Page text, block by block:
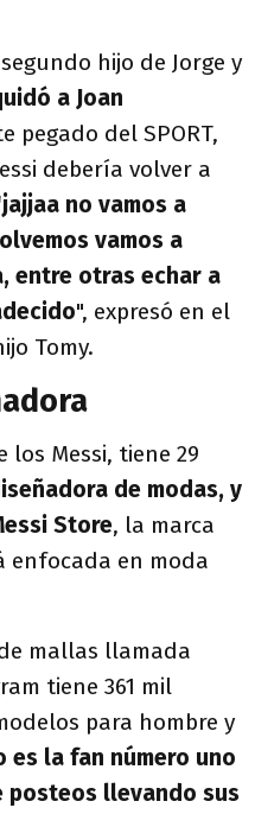
hijo de Jorge y
a Joan
pegado del SPORT,
debería volver a
no vamos a
vamos a
entre otras echar a
", expresó en el
Tomy.
los Messi, tiene 29
de modas, y
Store, la marca
enfocada en moda
mallas llamada
tiene 361 mil
para hombre y
es la fan número uno
posteos llevando sus